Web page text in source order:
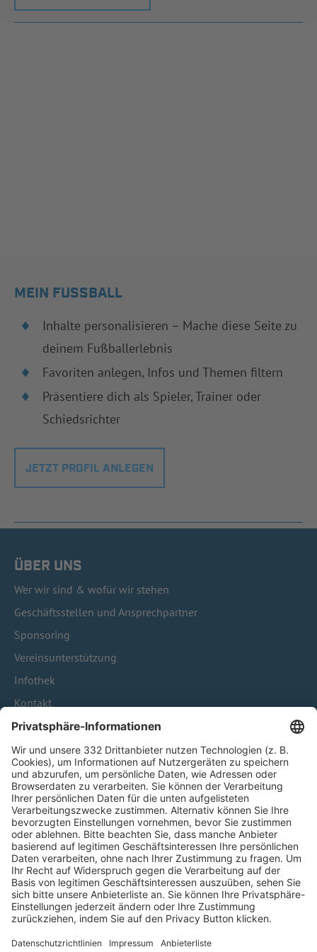
MEIN FUSSBALL
Inhalte personalisieren – Mache diese Seite zu
deinem Fußballerlebnis
Favoriten anlegen, Infos und Themen filtern
Präsentiere dich als Spieler, Trainer oder
Schiedsrichter
JETZT PROFIL ANLEGEN
ÜBER UNS
Wer wir sind & wofür wir stehen
Geschäftsstellen und Ansprechpartner
Sponsoring
Vereinsunterstützung
Infothek
Kontakt
HÄUFIG BESUCHTE SEITEN
Pässe und Vereinswechsel
Trainerausbildung
Schulungsangebot Vereinsmitarbeiter
BFV-Geschäftsstellen
Trainerbörse
Login SpielPlus
FOLGE DEM BFV